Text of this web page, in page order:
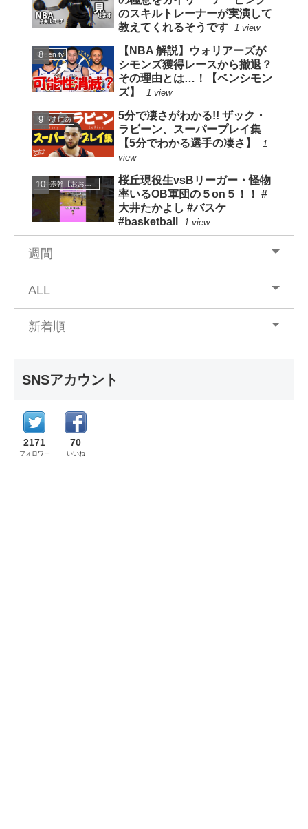
のスキルトレーナーが実演して
教えてくれるそうです
1 view
Green tv
【NBA 解説】ウォリアーズが
シモンズ獲得レースから撤退？
その理由とは…！【ベンシモン
ズ】
1 view
NBAまにあ
5分で凄さがわかる!! ザック・
ラビーン、スーパープレイ集
【5分でわかる選手の凄さ】
1
view
桜丘現役生vsBリーガー・怪物
率いるOB軍団の５on５！！ #
大井たかよし #バスケ
#basketball
1 view
週間
ALL
新着順
SNSアカウント
2171
フォロワー
70
いいね